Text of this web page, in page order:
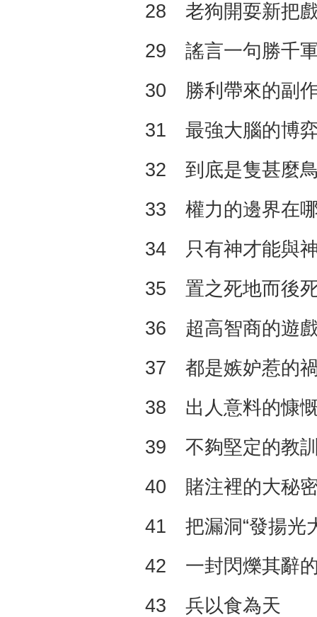
28 老狗開耍新把
29 謠言一句勝千
30 勝利帶來的副
31 最強大腦的博
32 到底是隻甚麼
33 權力的邊界在
34 只有神才能與
35 置之死地而後
36 超高智商的遊
37 都是嫉妒惹的
38 出人意料的慷
39 不夠堅定的教
40 賭注裡的大秘
41 把漏洞“發揚光
42 一封閃爍其辭
43 兵以食為天